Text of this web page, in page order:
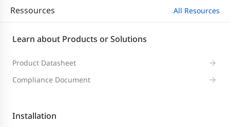
Ressources All Resources
Learn about Products or Solutions
Product Datasheet
Compliance Document
Installation